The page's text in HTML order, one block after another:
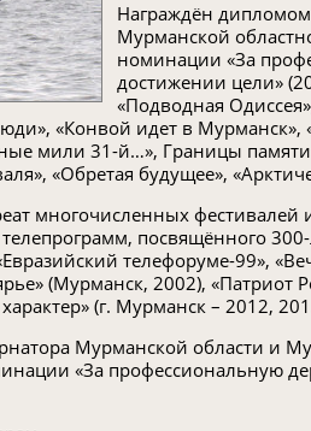
Награждён
Мурманской
номинации «За
достижении цели»
«Подводная
«Конвой идет в Мурманск»,
мили 31-й…», Границы
«Обретая будущее»,
многочисленных фестивалей
телепрограмм, посвящённого
телефоруме-99»,
(Мурманск, 2002), «Патриот
(г. Мурманск – 2012,
Мурманской области и
«За профессиональную